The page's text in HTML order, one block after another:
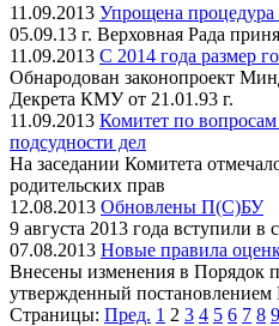
11.09.2013 Упрощена
05.09.13 г. Верховная Рада
11.09.2013 С 2014 года размер
Обнародован законопроект
Декрета КМУ от 21.01.93 г.
11.09.2013 Комитет по вопросам
подсудности дел
На заседании Комитета
родительских прав
12.08.2013 Обновлены П(С)БУ
9 августа 2013 года вступили
07.08.2013 Новые правила
Внесены изменения в Порядок
утвержденный
Страницы: Пред. 1 2 3 4 5 6 7 8 9